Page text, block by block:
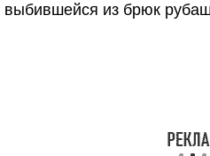
выбившейся из брюк